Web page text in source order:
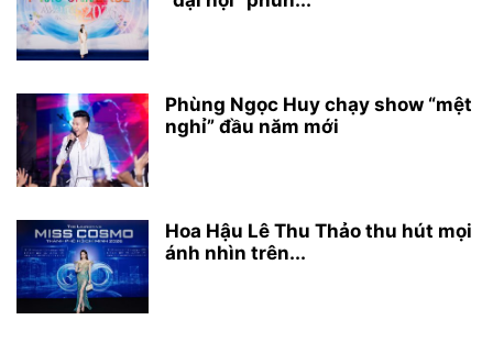
Phùng Ngọc Huy chạy show “mệt
nghỉ” đầu năm mới
Hoa Hậu Lê Thu Thảo thu hút mọi
ánh nhìn trên...